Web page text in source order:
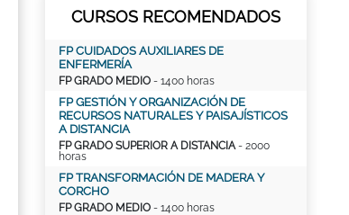
CURSOS RECOMENDADOS
FP CUIDADOS AUXILIARES DE
ENFERMERÍA
FP GRADO MEDIO - 1400 horas
FP GESTIÓN Y ORGANIZACIÓN DE
RECURSOS NATURALES Y PAISAJÍSTICOS
A DISTANCIA
FP GRADO SUPERIOR A DISTANCIA- 2000
horas
FP TRANSFORMACIÓN DE MADERA Y
CORCHO
FP GRADO MEDIO - 1400 horas